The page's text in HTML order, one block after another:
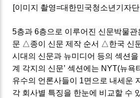
[이미지 촬영=대한민국청소년기자
5층과6층으로 이루어진 신문박물관
문 △종이 신문 제작 순서 △한국 신
시대의 신문과 뉴미디어 등의 섹션
계 각지의 신문’섹션에는 NYT(뉴욕
유수의 언론사들이 1면으로 내세운
각 회사별 특징을 한눈에 비교할 수